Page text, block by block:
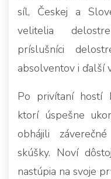
síl, Českej a
velitelia
príslušníci
absolventov i ďalší
Po privítaní hostí
ktorí úspešne
obhájili
skúšky. Noví
nastúpia na svoje